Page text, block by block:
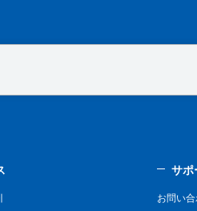
サポ
お問い